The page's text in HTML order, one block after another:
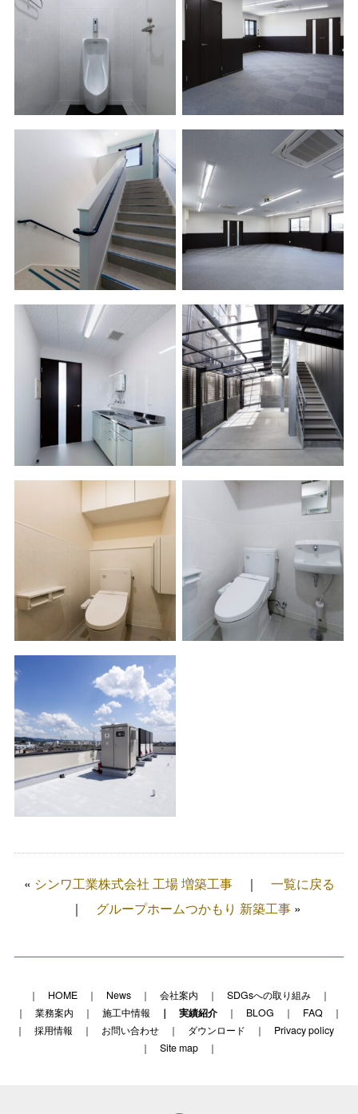
« シンワ工業株式会社 工場 増築工事
一覧に戻る
グループホームつかもり 新築工事»
HOME News 会社案内
SDGsへの取り組み
業務案内
施工中情報 実績紹介 BLOG
FAQ
採用情報
お問い合わせ ダウンロード
Privacy policy
Site map